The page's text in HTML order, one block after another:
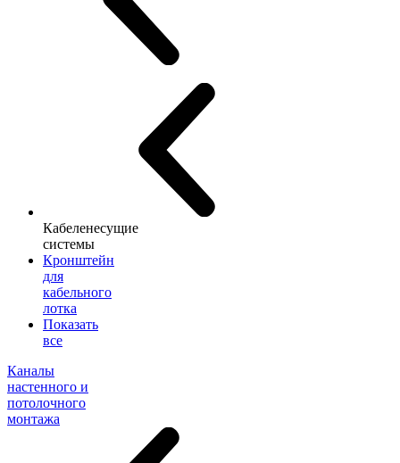
Кабеленесущие
системы
Кронштейн
для
кабельного
лотка
Показать
все
Каналы
настенного и
потолочного
монтажа